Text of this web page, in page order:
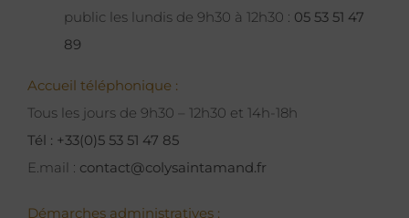
public les lundis de 9h30 à 12h30 : 05 53 51 47
89
Accueil téléphonique :
Tous les jours de 9h30 – 12h30 et 14h-18h
Tél : +33(0)5 53 51 47 85
E.mail : contact@colysaintamand.fr
Démarches administratives :